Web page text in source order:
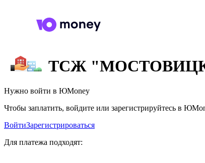
ТСЖ
Нужно войти в ЮMoney
Чтобы заплатить, войдите или зарегистрируйтесь в
ВойтиЗарегистрироваться
Для платежа подходят: